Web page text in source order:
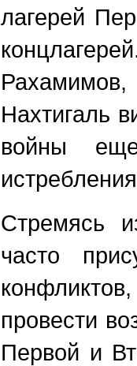
лагерей
Нахтигаль
войны еще
Стремясь
часто
провести
Первой и